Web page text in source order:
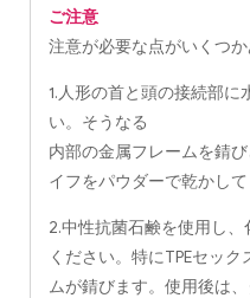
ご注意
注意が必要な点がいくつか
1.人形の首と頭の接続部に
い。そうなる
内部の金属フレームを錆
イフをパウダーで乾かして
2.中性抗菌石鹸を使用し
ください。特にTPEセッ
ムが錆びます。使用後は